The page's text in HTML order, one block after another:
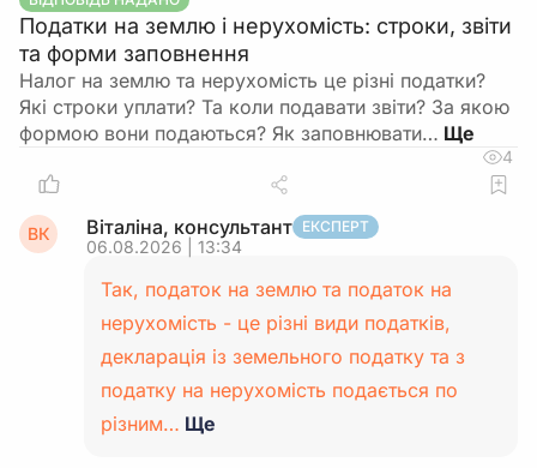
Податки на землю і нерухомість: строки, звіти
та форми заповнення
Налог на землю та нерухомість це різні податки?
Які строки уплати? Та коли подавати звіти? За якою
формою вони подаються? Як заповнювати…
4
ВК Віталіна, консультант ЕКСПЕРТ
06.08.2026 | 13:34
Так, податок на землю та податок на
нерухомість - це різні види податків,
декларація із земельного податку та з
податку на нерухомість подається по
різним… Ще